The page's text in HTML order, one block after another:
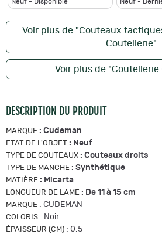
Voir plus de "Couteaux
Coutellerie"
Voir plus de "Coutellerie
DESCRIPTION DU PRODUIT
MARQUE : Cudeman
ETAT DE L'OBJET : Neuf
TYPE DE COUTEAUX : Couteaux droits
TYPE DE MANCHE : Synthétique
MATIÈRE : Micarta
LONGUEUR DE LAME : De 11 à 15 cm
MARQUE : CUDEMAN
COLORIS : Noir
ÉPAISSEUR (CM) : 0.5